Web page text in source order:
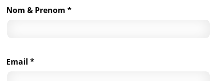
Nom & Prenom *
Email *